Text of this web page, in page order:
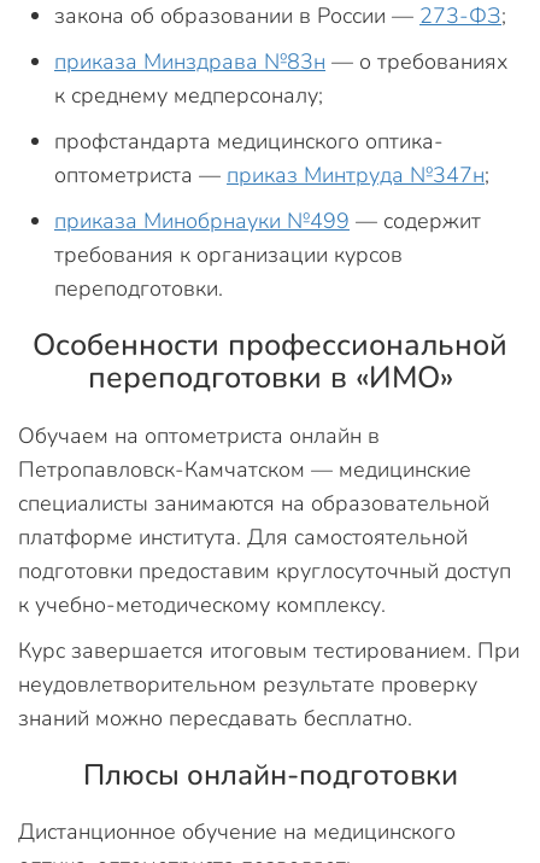
закона об образовании в России — 273-ФЗ;
приказа Минздрава №83н — о требованиях
к среднему медперсоналу;
профстандарта медицинского оптика-
оптометриста — приказ Минтруда №347н;
приказа Минобрнауки №499 — содержит
требования к организации курсов
переподготовки.
Особенности профессиональной
переподготовки в «ИМО»
Обучаем на оптометриста онлайн в
Петропавловск-Камчатском — медицинские
специалисты занимаются на образовательной
платформе института. Для самостоятельной
подготовки предоставим круглосуточный доступ
к учебно-методическому комплексу.
Курс завершается итоговым тестированием. При
неудовлетворительном результате проверку
знаний можно пересдавать бесплатно.
Плюсы онлайн-подготовки
Дистанционное обучение на медицинского